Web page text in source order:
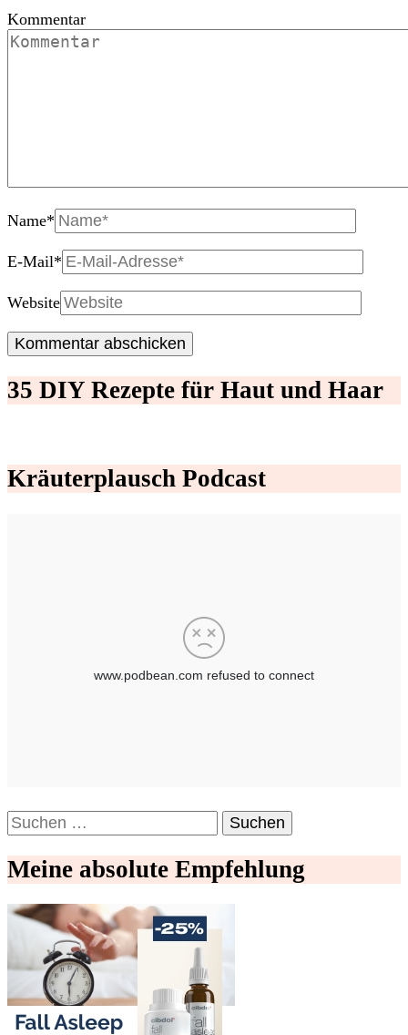
Kommentar
Name*
E-Mail*
Website
35 DIY Rezepte für Haut und Haar
Kräuterplausch Podcast
Suchen
nach:
Meine absolute Empfehlung